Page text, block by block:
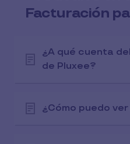
Facturación
¿A qué cuenta
de Pluxee?
¿Cómo puedo